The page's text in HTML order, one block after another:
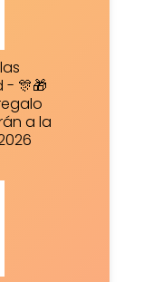
- 🎊🎁
a la